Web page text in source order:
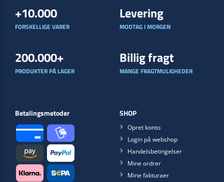
+10.000
FORSKELLIGE VARER
Levering
MODTAG I MORGEN
200.000+
PRODUKTER PÅ LAGER
Billig fragt
MANGE FRAGTMULIGHEDER
Betalingsmetoder SHOP
Opret konto
Login på webshop
Handelsbetingelser
Mine ordrer
Mine fakturaer